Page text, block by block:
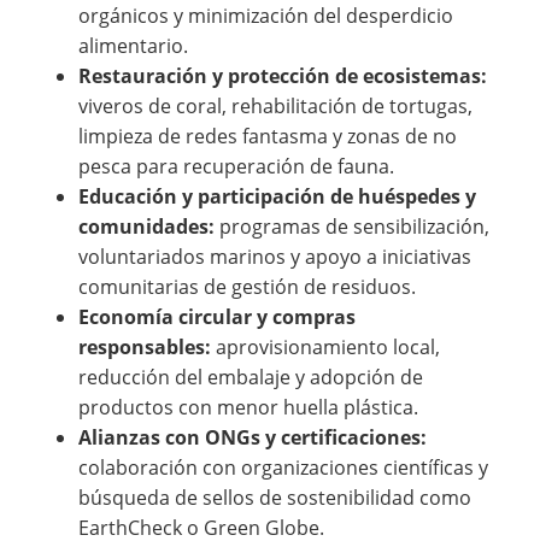
orgánicos y minimización del desperdicio
alimentario.
Restauración y protección de ecosistemas:
viveros de coral, rehabilitación de tortugas,
limpieza de redes fantasma y zonas de no
pesca para recuperación de fauna.
Educación y participación de huéspedes y
comunidades: programas de sensibilización,
voluntariados marinos y apoyo a iniciativas
comunitarias de gestión de residuos.
Economía circular y compras
responsables: aprovisionamiento local,
reducción del embalaje y adopción de
productos con menor huella plástica.
Alianzas con ONGs y certificaciones:
colaboración con organizaciones científicas y
búsqueda de sellos de sostenibilidad como
EarthCheck o Green Globe.